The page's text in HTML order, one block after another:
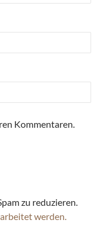
Kommentaren.
zu reduzieren.
werden.